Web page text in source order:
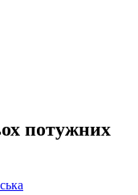
потужних